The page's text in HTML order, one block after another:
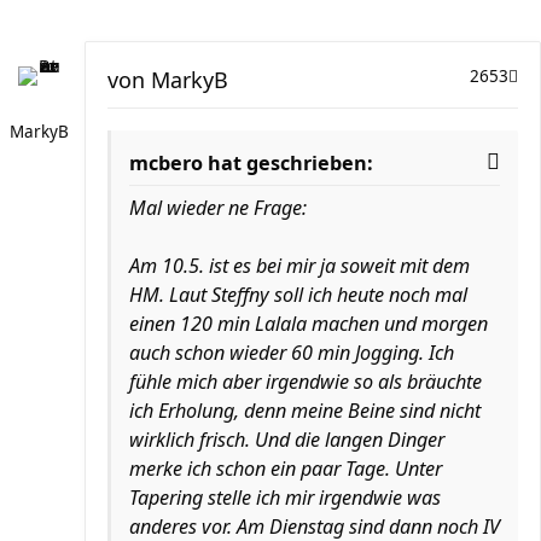
MarkyB
2653
von MarkyB
mcbero hat geschrieben:
Mal wieder ne Frage:
Am 10.5. ist es bei mir ja soweit mit dem
HM. Laut Steffny soll ich heute noch mal
einen 120 min Lalala machen und morgen
auch schon wieder 60 min Jogging. Ich
fühle mich aber irgendwie so als bräuchte
ich Erholung, denn meine Beine sind nicht
wirklich frisch. Und die langen Dinger
merke ich schon ein paar Tage. Unter
Tapering stelle ich mir irgendwie was
anderes vor. Am Dienstag sind dann noch IV